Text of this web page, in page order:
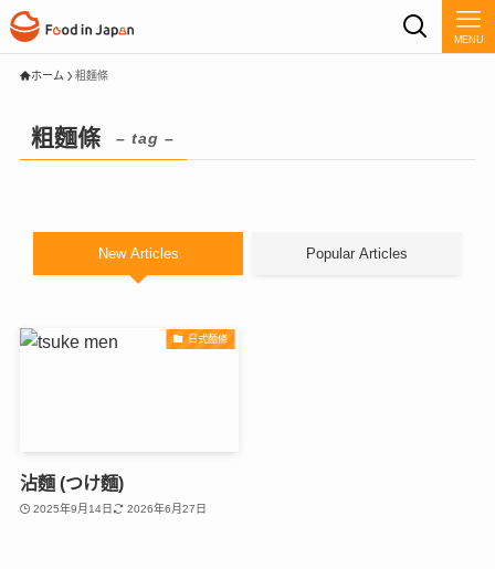
MENU
ホーム 粗麵條
粗麵條 – tag –
New Articles Popular Articles
日式麵條
沾麵 (つけ麵)
2025年9月14日 2026年6月27日